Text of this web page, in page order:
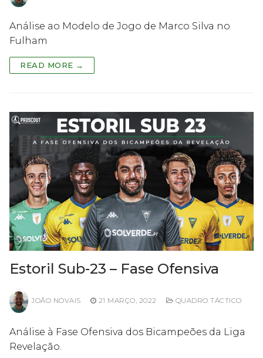
Análise ao Modelo de Jogo de Marco Silva no
Fulham
READ MORE →
Estoril Sub-23 – Fase Ofensiva
JOÃO NOVAIS 21 MARÇO, 2022 QUADRO TÁCTICO
Análise à Fase Ofensiva dos Bicampeões da Liga
Revelação.